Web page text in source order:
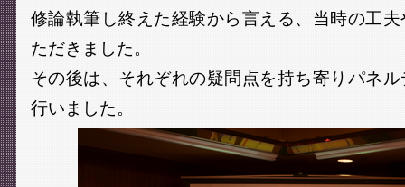
修論執筆し終えた経験から言える、当時の工
ただきました。
その後は、それぞれの疑問点を持ち寄りパネ
行いました。